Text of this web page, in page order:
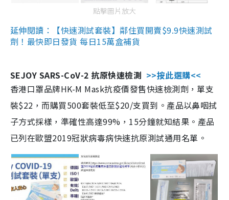
點擊圖片放大
延伸閱讀：【快速測試套裝】鄰住買開賣$9.9快速測試
劑！最快即日發貨 每日15萬盒補貨
SEJOY SARS-CoV-2 抗原快速檢測 >>按此選購<<
香港口罩品牌HK-M Mask抗疫價發售快速檢測劑，單支
裝$22，而購買500套裝低至$20/支買到。產品以鼻咽拭
子方式採樣，準確性高達99%，15分鐘就知結果。產品
已列在歐盟2019冠狀病毒病快速抗原測試通用名單。